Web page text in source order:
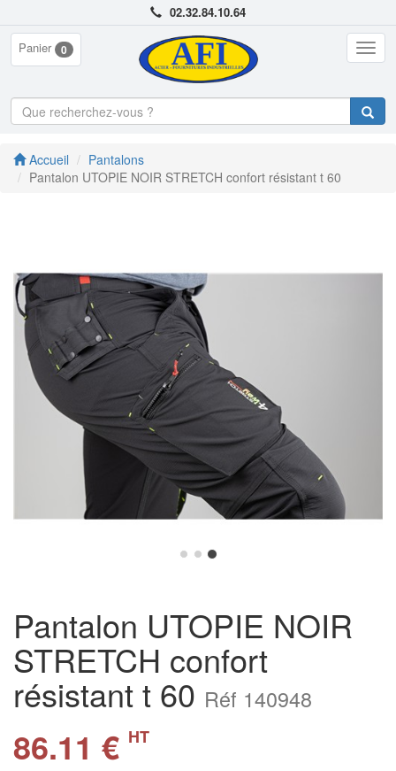
02.32.84.10.64
Panier 0
Accueil
Pantalons
Pantalon UTOPIE NOIR STRETCH confort résistant t 60
Pantalon UTOPIE NOIR
STRETCH confort
résistant t 60 Réf 140948
86.11 € HT